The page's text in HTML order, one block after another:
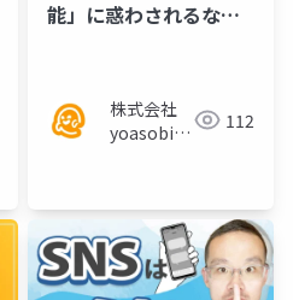
能」に惑わされるな！
株式会社
yoasobi／
112